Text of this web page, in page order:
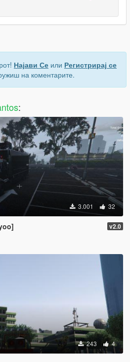
Најави Се или Регистрирај се
на коментарите.
:
3.001 32
v2.0
243 4